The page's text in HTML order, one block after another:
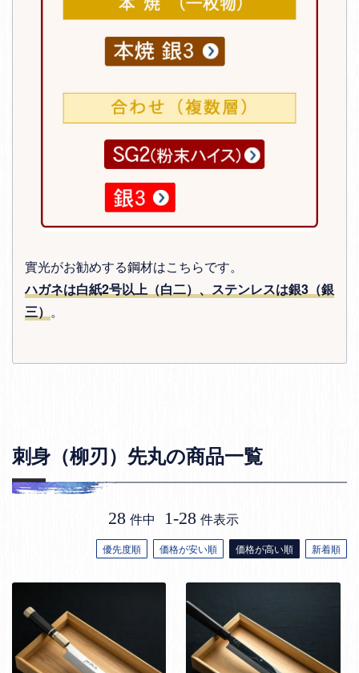
實光がお勧めする鋼材はこちらです。
ハガネは白紙2号以上（白二）、ステンレスは銀3（銀
三） 。
刺身（柳刃）先丸の商品一覧
優先度順 価格が安い順 価格が高い順 新着順
28 件中 1-28 件表示